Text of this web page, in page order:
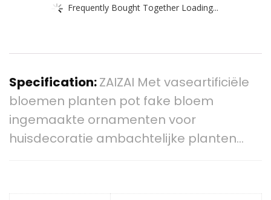
Frequently Bought Together Loading...
Specification:ZAIZAI Met vaseartificiële
bloemen planten pot fake bloem
ingemaakte ornamenten voor
huisdecoratie ambachtelijke planten…